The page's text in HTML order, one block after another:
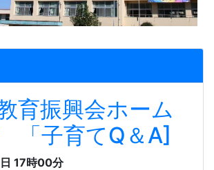
育振興会ホーム
「子育てQ＆A]
17時00分